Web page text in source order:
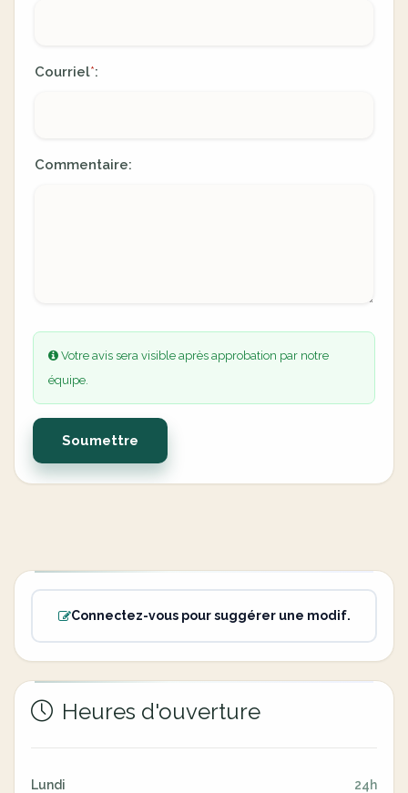
Courriel*:
Commentaire:
Votre avis sera visible après approbation par notre
équipe.
Soumettre
Connectez-vous pour suggérer une modif.
Heures d'ouverture
Lundi 24h